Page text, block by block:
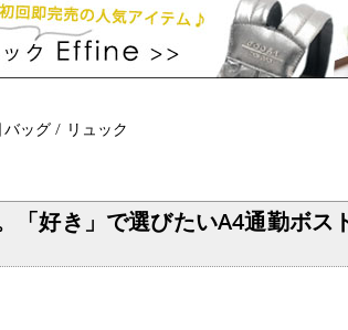
バッグ / リュック
「好き」で選びたいA4通勤ボ